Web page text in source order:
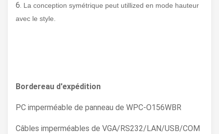
6. La conception symétrique peut utillized en mode hauteur
avec le style.
Bordereau d'expédition
PC imperméable de panneau de WPC-O156WBR
Câbles imperméables de VGA/RS232/LAN/USB/COM